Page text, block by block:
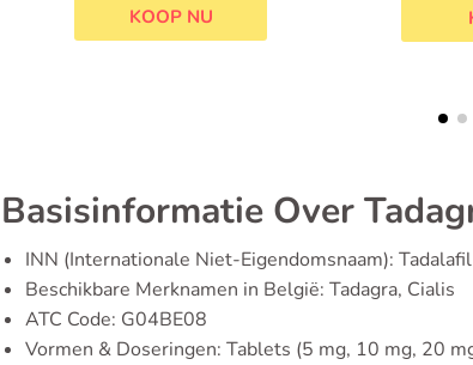
KOOP NU
Basisinformatie Over
INN (Internationale Niet-Eigendomsnaam): Tadalafil
Beschikbare Merknamen in België: Tadagra, Cialis
ATC Code: G04BE08
Vormen & Doseringen: Tablets (5 mg, 10 mg, 20